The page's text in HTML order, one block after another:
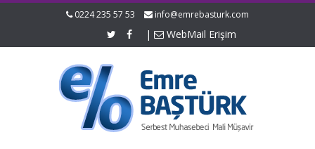
0224 235 57 53 info@emrebasturk.com
| WebMail Erişim